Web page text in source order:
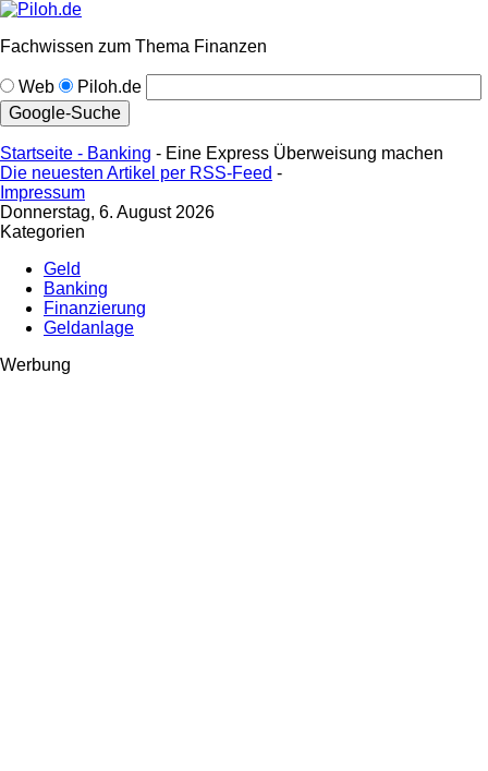
Fachwissen zum Thema Finanzen
Web Piloh.de
Startseite - Banking - Eine Express Überweisung machen
Die neuesten Artikel per RSS-Feed -
Impressum
Donnerstag, 6. August 2026
Kategorien
Geld
Banking
Finanzierung
Geldanlage
Werbung